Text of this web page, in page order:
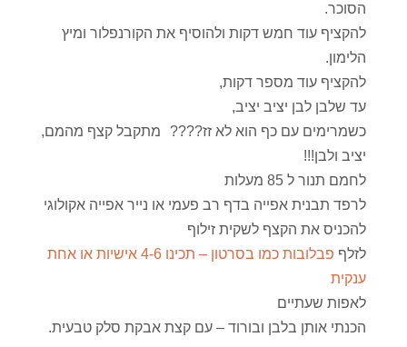
הסוכר.
להקציף עוד חמש דקות ולהוסיף את הקורנפלור ומיץ
הלימון.
‎כשמרימים עם כף הוא לא זז???? מתקבל קצף מהמם,
יציב ולבן!!!
לחמם תנור ל 85 מעלות
לרפד תבנית אפייה בדף רב פעמי או נייר אפייה אקולוגי
להכניס את הקצף לשקית זילוף
לזלף
פבלובות כמו בסרטון – תכינו 4-6 אישיות או אחת
ענקית
לאפות שעתיים
הכנתי אותן בלבן ובורוד – עם קצת אבקת סלק טבעית.